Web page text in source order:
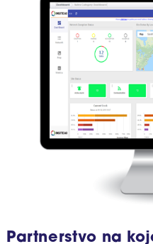
Partnerstvo na